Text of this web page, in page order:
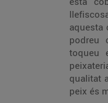
aquesta
podreu
toqueu
qualitat
peix és